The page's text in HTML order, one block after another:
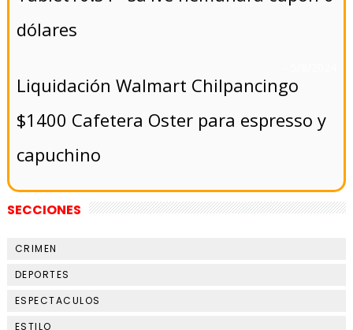
dólares
Liquidación Walmart Chilpancingo
$1400 Cafetera Oster para espresso y
capuchino
SECCIONES
CRIMEN
DEPORTES
ESPECTACULOS
ESTILO